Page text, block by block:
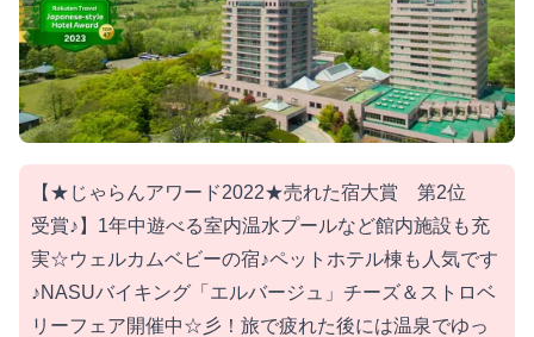
【★じゃらんアワード2022★売れた宿大賞 第2位
受賞♪】1年中遊べる室内温水プールなど館内施設も充
実☆ウェルカムベビーの宿♪ペットホテル棟も人気です
♪NASUバイキング「エルバージュ」チーズ＆ストロベ
リーフェア開催中☆彡！旅で疲れた後には温泉でゆっ